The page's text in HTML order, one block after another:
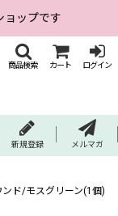
ョップです
商品検索 カート ログイン
新規登録 メルマガ
ド/モスグリーン(1個)